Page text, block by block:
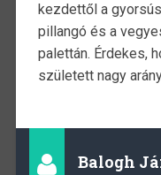
kezdettől a
pillangó és a
palettán. Érdekes,
született nagy
Balogh